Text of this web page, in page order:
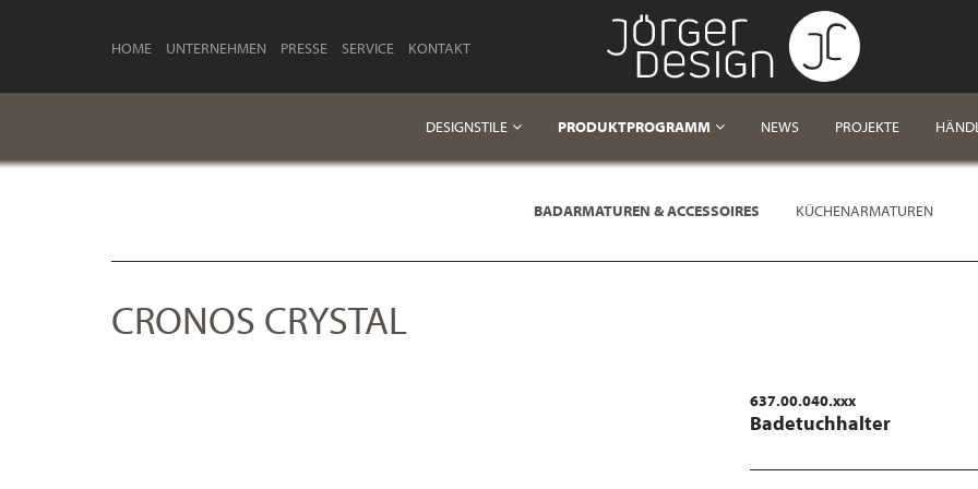
HOME UNTERNEHMEN PRESSE SERVICE KONTAKT
DESIGNSTILE PRODUKTPROGRAMM NEWS PROJEKTE
BADARMATUREN & ACCESSOIRES KÜCHENARMATUREN
CRONOS CRYSTAL
637.00.040.xxx
Badetuchhalter